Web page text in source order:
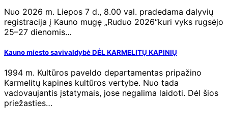
Nuo 2026 m. Liepos 7 d., 8.00 val. pradedama dalyvių
registracija į Kauno mugę „Ruduo 2026“kuri vyks rugsėjo
25–27 dienomis…
Kauno miesto savivaldybė DĖL KARMELITŲ KAPINIŲ
1994 m. Kultūros paveldo departamentas pripažino
Karmelitų kapines kultūros vertybe. Nuo tada
vadovaujantis įstatymais, jose negalima laidoti. Dėl šios
priežasties…